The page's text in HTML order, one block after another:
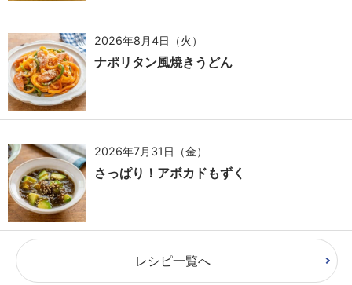
2026年8月4日（火）
ナポリタン風焼きうどん
2026年7月31日（金）
さっぱり！アボカドもずく
レシピ一覧へ